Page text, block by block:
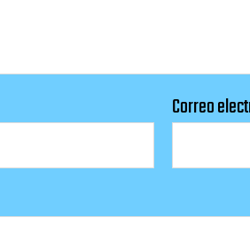
Correo